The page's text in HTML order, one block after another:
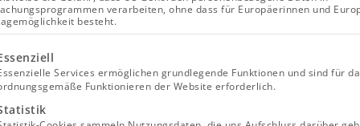
verarbeiten, ohne dass für Europäerinnen und
besteht.
eine Liste der Service-Gruppen, für die eine
Services ermöglichen grundlegende Funktionen und sind für
Funktionieren der Website erforderlich.